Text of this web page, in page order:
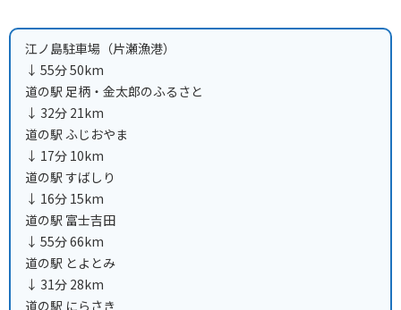
江ノ島駐車場（片瀬漁港）
↓ 55分 50km
道の駅 足柄・金太郎のふるさと
↓ 32分 21km
道の駅 ふじおやま
↓ 17分 10km
道の駅 すばしり
↓ 16分 15km
道の駅 富士吉田
↓ 55分 66km
道の駅 とよとみ
↓ 31分 28km
道の駅 にらさき